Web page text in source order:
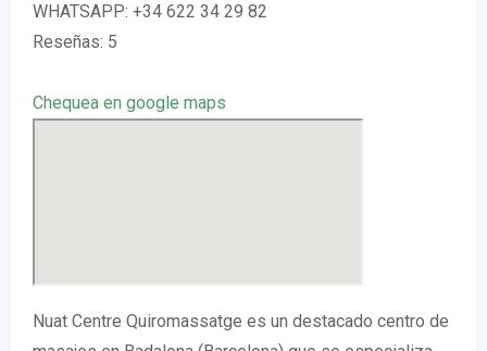
WHATSAPP: +34 622 34 29 82
Reseñas: 5
Chequea en google maps
Nuat Centre Quiromassatge es un destacado centro de